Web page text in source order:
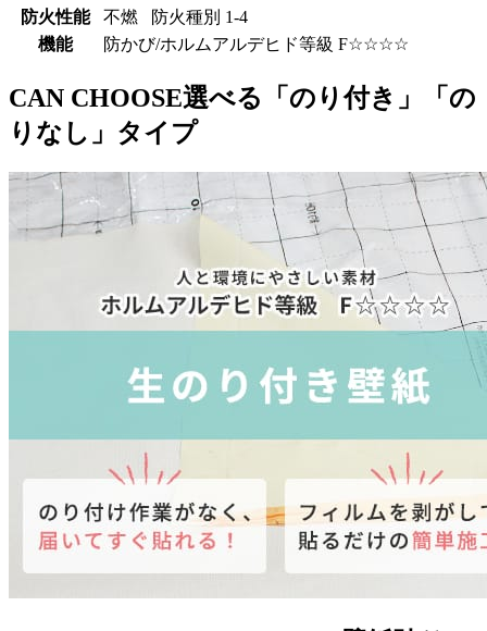
防火性能
不燃 防火種別 1-4
機能
防かび/ホルムアルデヒド等級 F☆☆☆☆
CAN CHOOSE選べる「のり付き」「の
りなし」タイプ